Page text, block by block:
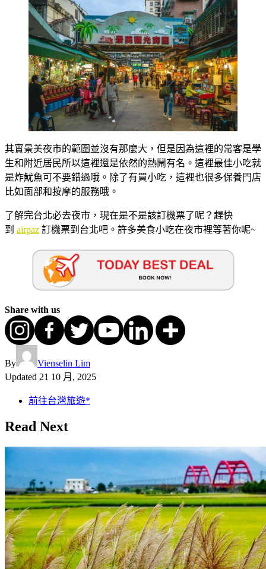
其實景美夜市的範圍並沒有那麼大，但是因為這裡的常客是學
生和附近居民所以這裡還是依然的熱鬧有名。這裡最佳小吃就
是炸魷魚可不要錯過哦。除了有買小吃，這裡也很多保養門店
比如面部和按摩的服務哦。
了解完台北必去夜市，現在是不是該訂機票了呢？趕快
到 airpaz 訂機票到台北吧。許多美食小吃在夜市裡等著你呢~
Share with us
By
Vienselin Lim
Updated 21 10 月, 2025
前往台灣旅遊*
Read Next